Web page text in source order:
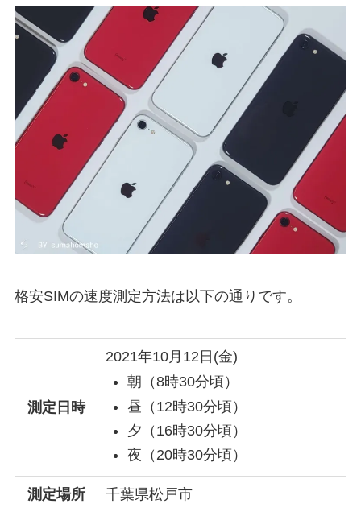
格安SIMの速度測定方法は以下の通りです。
測定日時
2021年10月12日(金)
朝（8時30分頃）
昼（12時30分頃）
夕（16時30分頃）
夜（20時30分頃）
測定場所 千葉県松戸市